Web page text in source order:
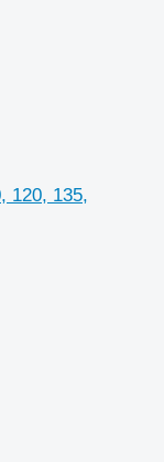
120, 135,